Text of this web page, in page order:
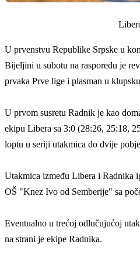
U prvenstvu Republike Srpske u
Bijeljini u subotu na rasporedu je
prvaka Prve lige i plasman u
U prvom susretu Radnik je kao
ekipu Libera sa 3:0 (28:26, 25:18,
loptu u seriji utakmica do dvije
Utakmica između Libera i Radnika
OŠ "Knez Ivo od Semberije" sa
Eventualno u trećoj odlučujućoj
na strani je ekipe Radnika.